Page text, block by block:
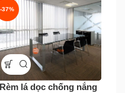
-37%
Rèm lá dọc chống nắng